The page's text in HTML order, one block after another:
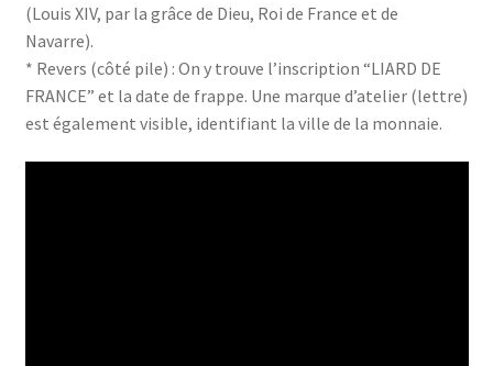
(Louis XIV, par la grâce de Dieu, Roi de France et de
Navarre).
* Revers (côté pile) : On y trouve l’inscription “LIARD DE
FRANCE” et la date de frappe. Une marque d’atelier (lettre)
est également visible, identifiant la ville de la monnaie.